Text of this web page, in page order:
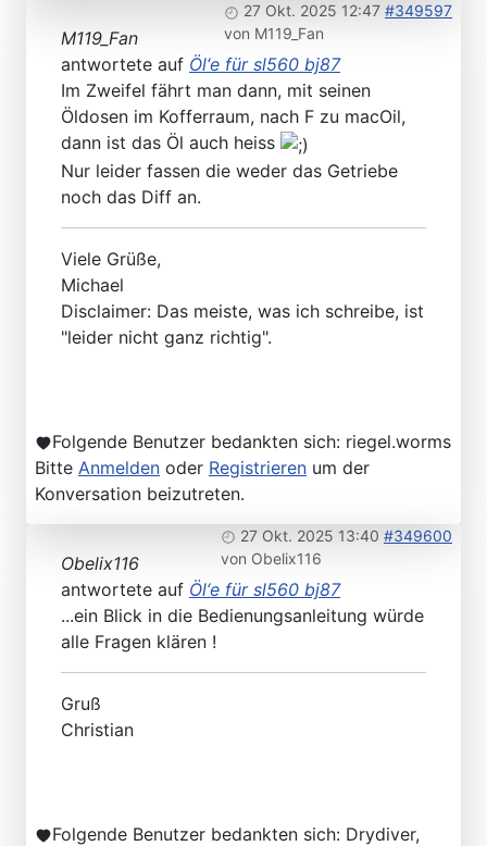
27 Okt. 2025 12:47 #349597
von M119_Fan
M119_Fan
antwortete auf Öl‘e für sl560 bj87
Im Zweifel fährt man dann, mit seinen
Öldosen im Kofferraum, nach F zu macOil,
dann ist das Öl auch heiss
Nur leider fassen die weder das Getriebe
noch das Diff an.
Viele Grüße,
Michael
Disclaimer: Das meiste, was ich schreibe, ist
"leider nicht ganz richtig".
Folgende Benutzer bedankten sich: riegel.worms
Bitte Anmelden oder Registrieren um der
Konversation beizutreten.
27 Okt. 2025 13:40 #349600
von Obelix116
Obelix116
antwortete auf Öl‘e für sl560 bj87
...ein Blick in die Bedienungsanleitung würde
alle Fragen klären !
Gruß
Christian
Folgende Benutzer bedankten sich: Drydiver,